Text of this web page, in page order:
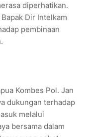
diperhatikan.
Dir Intelkam
pembinaan
Kombes Pol. Jan
dukungan terhadap
melalui
bersama dalam